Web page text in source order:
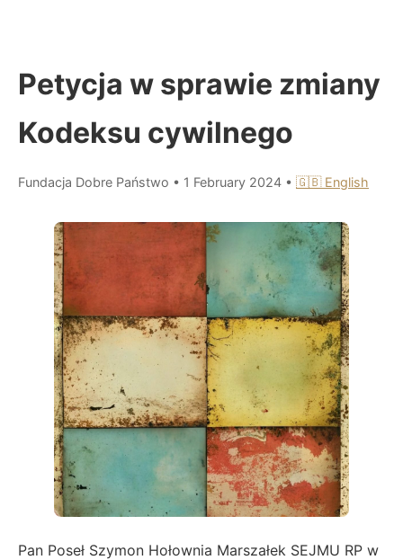
Petycja w sprawie zmiany
Kodeksu cywilnego
Fundacja Dobre Państwo • 1 February 2024 • 🇬🇧 English
Pan Poseł Szymon Hołownia Marszałek SEJMU RP w